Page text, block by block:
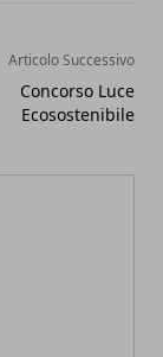
Articolo Successivo
Concorso Luce
Ecosostenibile